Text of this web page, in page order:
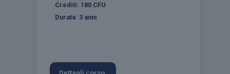
Crediti: 180 CFU
Durata: 3 anni